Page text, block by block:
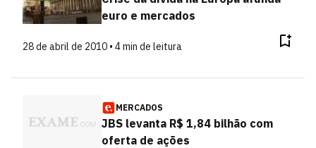
euro e mercados
28 de abril de 2010 • 4 min de leitura
MERCADOS
JBS levanta R$ 1,84 bilhão com
oferta de ações